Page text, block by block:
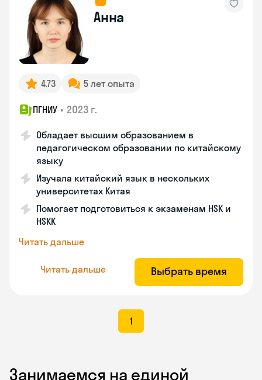
Анна
4.73 5 лет опыта
ПГНИУ • 2023 г.
Обладает высшим образованием в
педагогическом образовании по китайскому
языку
Изучала китайский язык в нескольких
университетах Китая
Помогает подготовиться к экзаменам HSK и
HSKK
Читать дальше
Читать дальше Выбрать время
1
Занимаемся на единой